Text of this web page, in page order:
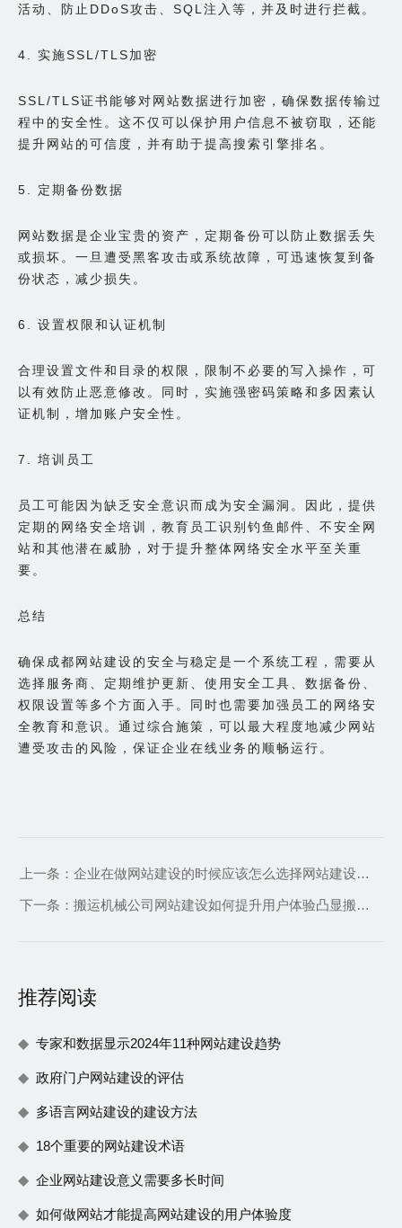
活动、防止DDoS攻击、SQL注入等，并及时进行拦截。
4. 实施SSL/TLS加密
SSL/TLS证书能够对网站数据进行加密，确保数据传输过
程中的安全性。这不仅可以保护用户信息不被窃取，还能
提升网站的可信度，并有助于提高搜索引擎排名。
5. 定期备份数据
网站数据是企业宝贵的资产，定期备份可以防止数据丢失
或损坏。一旦遭受黑客攻击或系统故障，可迅速恢复到备
份状态，减少损失。
6. 设置权限和认证机制
合理设置文件和目录的权限，限制不必要的写入操作，可
以有效防止恶意修改。同时，实施强密码策略和多因素认
证机制，增加账户安全性。
7. 培训员工
员工可能因为缺乏安全意识而成为安全漏洞。因此，提供
定期的网络安全培训，教育员工识别钓鱼邮件、不安全网
站和其他潜在威胁，对于提升整体网络安全水平至关重
要。
总结
确保成都网站建设的安全与稳定是一个系统工程，需要从
选择服务商、定期维护更新、使用安全工具、数据备份、
权限设置等多个方面入手。同时也需要加强员工的网络安
全教育和意识。通过综合施策，可以最大程度地减少网站
遭受攻击的风险，保证企业在线业务的顺畅运行。
上一条： 企业在做网站建设的时候应该怎么选择网站建设公司服务商呢
下一条： 搬运机械公司网站建设如何提升用户体验凸显搬运机械的产品特性
推荐阅读
专家和数据显示2024年11种网站建设趋势
政府门户网站建设的评估
多语言网站建设的建设方法
18个重要的网站建设术语
企业网站建设意义需要多长时间
如何做网站才能提高网站建设的用户体验度